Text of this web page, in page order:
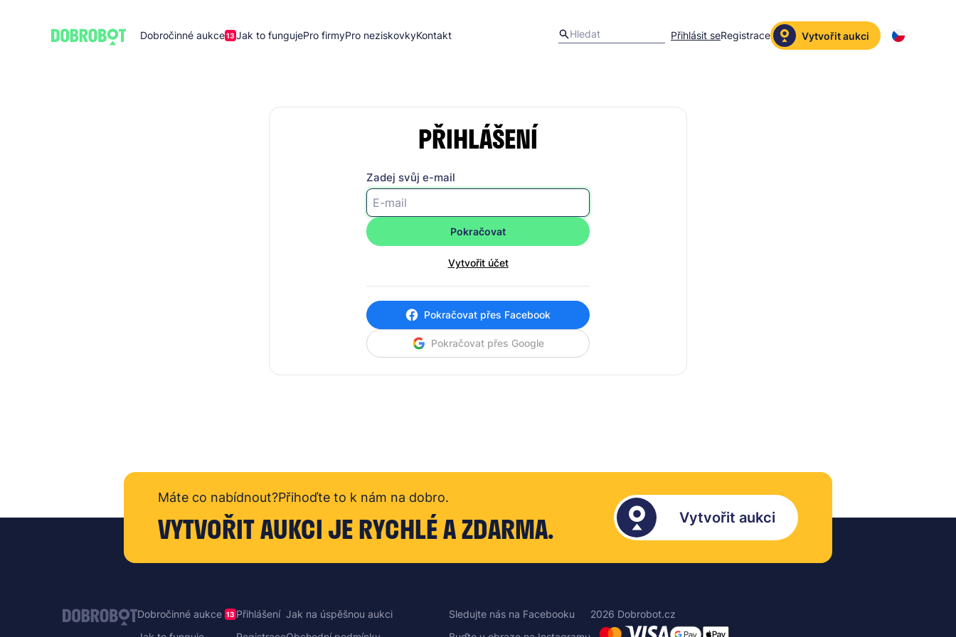
Dobročinné aukce13 Jak to fungujePro firmyPro neziskovkyKontakt Přihlásit seRegistrace Vytvořit aukci
PŘIHLÁŠENÍ
Zadej svůj e-mail
Pokračovat
Vytvořit účet
Pokračovat přes Facebook
Pokračovat přes Google
Máte co nabídnout?Přihoďte to k nám na dobro.
VYTVOŘIT AUKCI JE RYCHLÉ A ZDARMA. Vytvořit aukci
Dobročinné aukce 13 Přihlášení Jak na úspěšnou aukci
Sledujte nás na Facebooku
2026 Dobrobot.cz